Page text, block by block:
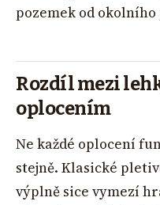
pozemek od
Rozdíl mezi
oplocením
Ne každé oplocení
stejně. Klasické
výplně sice vymezí